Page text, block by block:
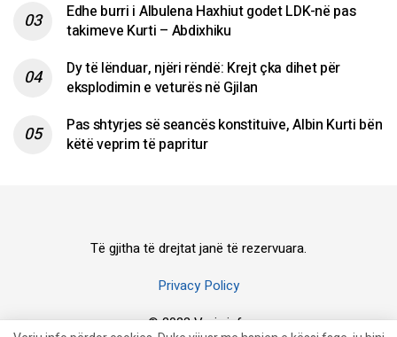
Edhe burri i Albulena Haxhiut godet LDK-në pas
takimeve Kurti – Abdixhiku
Dy të lënduar, njëri rëndë: Krejt çka dihet për
eksplodimin e veturës në Gjilan
Pas shtyrjes së seancës konstituive, Albin Kurti bën
këtë veprim të papritur
Të gjitha të drejtat janë të rezervuara.
Privacy Policy
© 2023 Veriu.info